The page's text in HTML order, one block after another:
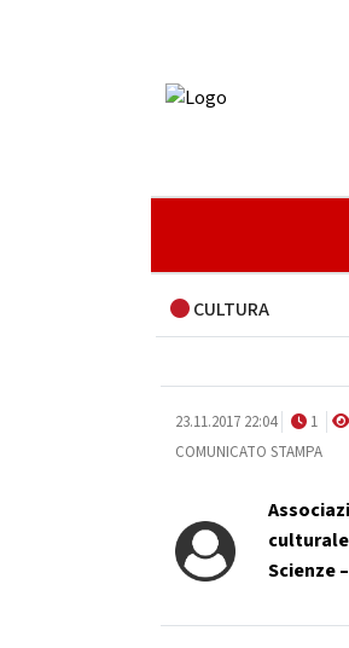
CULTURA
23.11.2017 22:04 1
COMUNICATO STAMPA
Scienze